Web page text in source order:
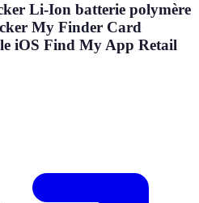
Li-Ion batterie polymère
My Finder Card
iOS Find My App Retail